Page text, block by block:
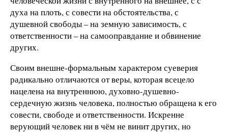
духа на плоть, с совести на обстоятельства, с
душевной свободы – на земную зависимость, с
ответственности – на самооправдание и обвинение
других.
Своим внешне-формальным характером суеверия
радикально отличаются от веры, которая всецело
нацелена на внутреннюю, духовно-душевно-
сердечную жизнь человека, полностью обращена к его
совести, свободе и ответственности. Искренне
верующий человек ни в чём не винит других, но